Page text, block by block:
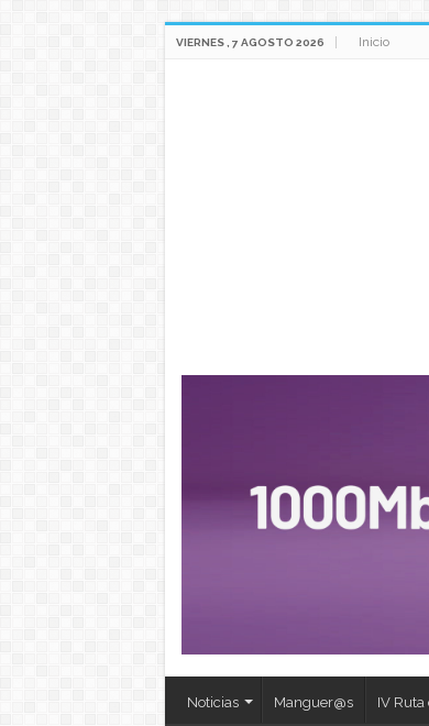
VIERNES , 7 AGOSTO 2026 Inicio
Noticias Manguer@s IV